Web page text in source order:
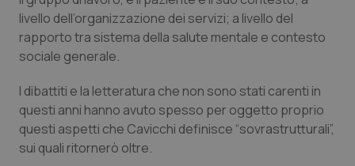
livello dell’organizzazione dei servizi; a livello del
rapporto tra sistema della salute mentale e contesto
sociale generale.
I dibattiti e la letteratura che non sono stati carenti in
questi anni hanno avuto spesso per oggetto proprio
questi aspetti che Cavicchi definisce “sovrastrutturali”,
sui quali ritornerò oltre.